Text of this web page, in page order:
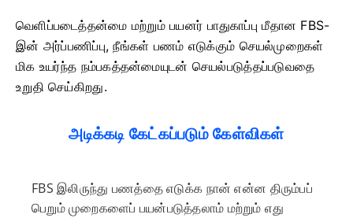
வெளிப்படைத்தன்மை மற்றும் பயனர் பாதுகாப்பு மீதான FBS-
இன் அர்ப்பணிப்பு, நீங்கள் பணம் எடுக்கும் செயல்முறைகள்
மிக உயர்ந்த நம்பகத்தன்மையுடன் செயல்படுத்தப்படுவதை
உறுதி செய்கிறது.
அடிக்கடி கேட்கப்படும் கேள்விகள்
FBS இலிருந்து பணத்தை எடுக்க நான் என்ன திரும்பப்
பெறும் முறைகளைப் பயன்படுத்தலாம் மற்றும் எது